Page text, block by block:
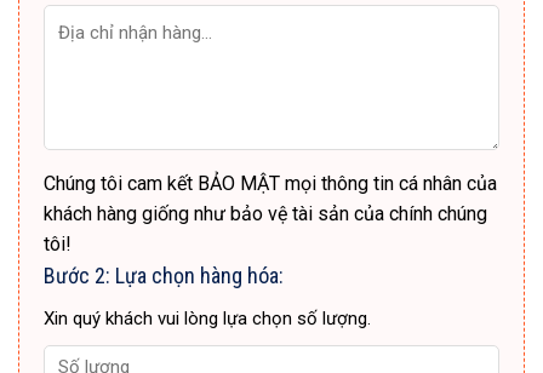
Chúng tôi cam kết BẢO MẬT mọi thông tin cá nhân của
khách hàng giống như bảo vệ tài sản của chính chúng
tôi!
Bước 2: Lựa chọn hàng hóa:
Xin quý khách vui lòng lựa chọn số lượng.